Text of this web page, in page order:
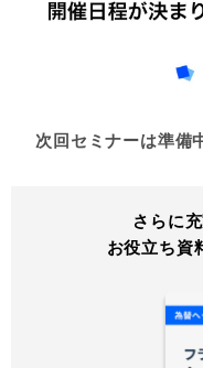
次回セミナーは準備
さらに
お役立ち資